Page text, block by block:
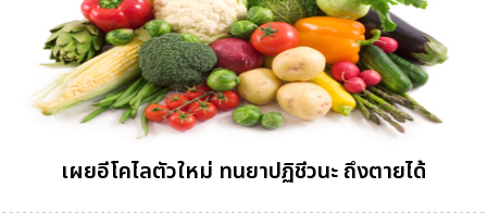
เผยอีโคไลตัวใหม่ ทนยาปฏิชีวนะ ถึงตายได้